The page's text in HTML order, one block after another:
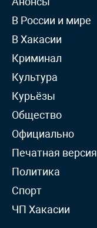
В России и мире
В Хакасии
Криминал
Культура
Курьёзы
Общество
Официально
Печатная версия
Политика
Спорт
ЧП Хакасии